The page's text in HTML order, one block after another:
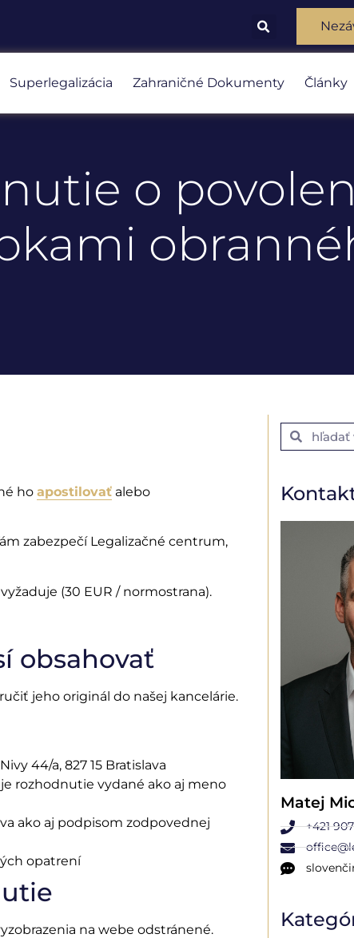
Superlegalizácia Zahraničné Dokumenty Články
o
ho apostilovať alebo
zabezpečí Legalizačné centrum,
(30 EUR / normostrana).
obsahovať
jeho originál do našej kancelárie.
44/a, 827 15 Bratislava
rozhodnutie vydané ako aj meno
ako aj podpisom zodpovednej
opatrení
na webe odstránené.
Matej
+421